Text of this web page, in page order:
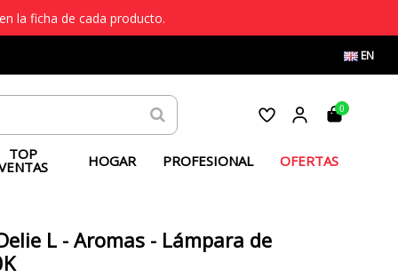
la ficha de cada producto.
EN
0
TOP HOGAR PROFESIONAL OFERTAS
L - Aromas - Lámpara de